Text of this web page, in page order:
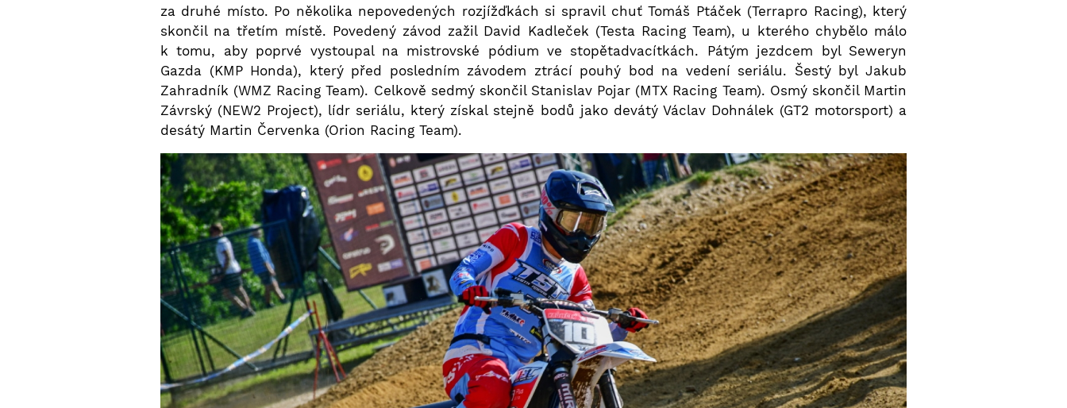
za druhé místo. Po několika nepovedených rozjížďkách si spravil chuť Tomáš Ptáček (Terrapro Racing), který
skončil na třetím místě. Povedený závod zažil David Kadleček (Testa Racing Team), u kterého chybělo málo
k tomu, aby poprvé vystoupal na mistrovské pódium ve stopětadvacítkách. Pátým jezdcem byl Seweryn
Gazda (KMP Honda), který před posledním závodem ztrácí pouhý bod na vedení seriálu. Šestý byl Jakub
Zahradník (WMZ Racing Team). Celkově sedmý skončil Stanislav Pojar (MTX Racing Team). Osmý skončil Martin
Závrský (NEW2 Project), lídr seriálu, který získal stejně bodů jako devátý Václav Dohnálek (GT2 motorsport) a
desátý Martin Červenka (Orion Racing Team).